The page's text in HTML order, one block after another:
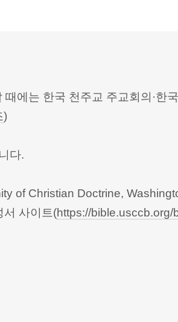
에는 한국 천주교 주교회의·한
)
다.
of Christian Doctrine,
서 사이트(https://bible.usccb.org/